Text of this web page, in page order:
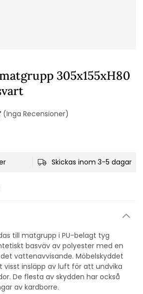
305x155xH80
(Inga Recensioner)
Skickas inom 3-5 dagar
till matgrupp i PU-belagt tyg
basväv av polyester med en
vattenavvisande. Möbelskyddet
insläpp av luft för att undvika
De flesta av skydden har också
av kardborre.